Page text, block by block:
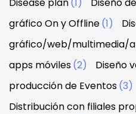
gráfico On y Offline(1)
gráfico/web/multimedia/
apps móviles(2) Diseño
producción de Eventos(3)
Distribución con filiales